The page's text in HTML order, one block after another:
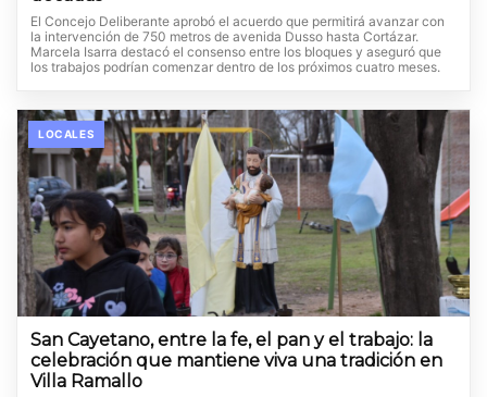
El Concejo Deliberante aprobó el acuerdo que permitirá avanzar con
la intervención de 750 metros de avenida Dusso hasta Cortázar.
Marcela Isarra destacó el consenso entre los bloques y aseguró que
los trabajos podrían comenzar dentro de los próximos cuatro meses.
LOCALES
San Cayetano, entre la fe, el pan y el trabajo: la
celebración que mantiene viva una tradición en
Villa Ramallo